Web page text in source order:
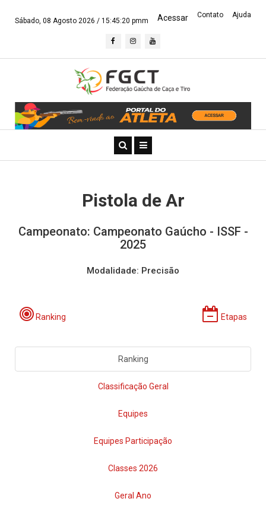
Sábado, 08 Agosto 2026 / 15:45:21 pmm Acessar Contato Ajuda
Pistola de Ar
Campeonato: Campeonato Gaúcho - ISSF -
2025
Modalidade: Precisão
Ranking Etapas
Ranking
Classificação Geral
Equipes
Equipes Participação
Classes 2026
Geral Ano